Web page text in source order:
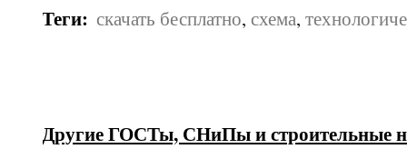
Теги: скачать бесплатно, схема,
Другие ГОСТы, СНиПы и строительные